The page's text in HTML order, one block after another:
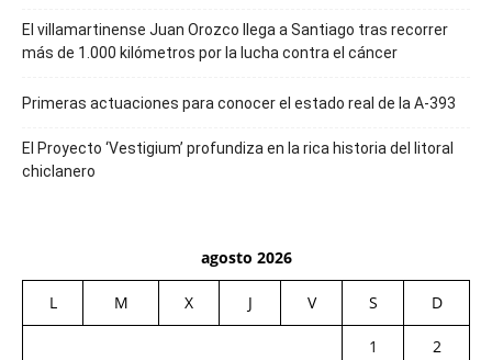
El villamartinense Juan Orozco llega a Santiago tras recorrer
más de 1.000 kilómetros por la lucha contra el cáncer
Primeras actuaciones para conocer el estado real de la A-393
El Proyecto ‘Vestigium’ profundiza en la rica historia del litoral
chiclanero
agosto 2026
L M X J V S D
1
2